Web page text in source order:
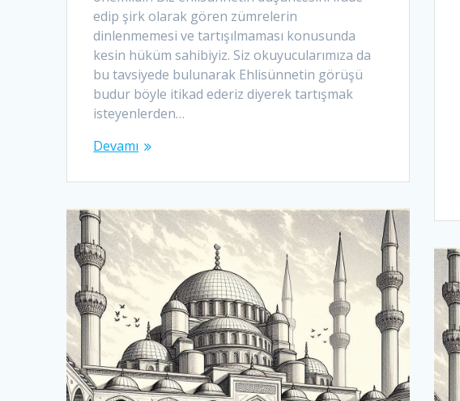
edip şirk olarak gören zümrelerin
dinlenmemesi ve tartışılmaması konusunda
kesin hüküm sahibiyiz. Siz okuyucularımıza da
bu tavsiyede bulunarak Ehlisünnetin görüşü
budur böyle itikad ederiz diyerek tartışmak
isteyenlerden…
Devamı